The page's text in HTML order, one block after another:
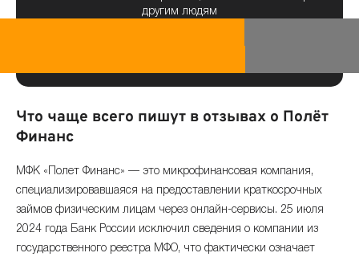
другим людям
Что чаще всего пишут в отзывах о Полёт
Финанс
МФК «Полет Финанс» — это микрофинансовая компания,
специализировавшаяся на предоставлении краткосрочных
займов физическим лицам через онлайн-сервисы. 25 июля
2024 года Банк России исключил сведения о компании из
государственного реестра МФО, что фактически означает